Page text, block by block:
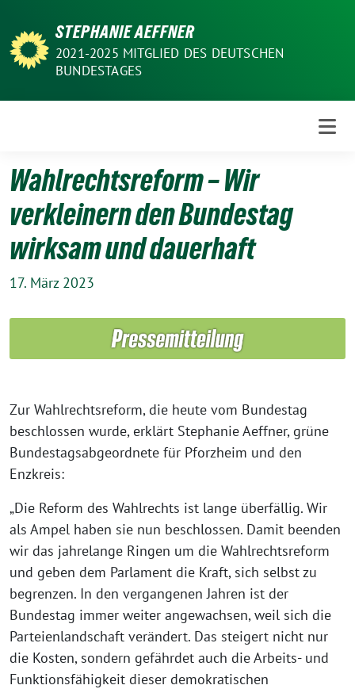
zum
Inhalt
STEPHANIE AEFFNER
2021-2025 MITGLIED DES DEUTSCHEN
BUNDESTAGES
Wahlrechtsreform – Wir
verkleinern den Bundestag
wirksam und dauerhaft
17. März 2023
Zur Wahlrechtsreform, die heute vom Bundestag
beschlossen wurde, erklärt Stephanie Aeffner, grüne
Bundestagsabgeordnete für Pforzheim und den
Enzkreis:
„Die Reform des Wahlrechts ist lange überfällig. Wir
als Ampel haben sie nun beschlossen. Damit beenden
wir das jahrelange Ringen um die Wahlrechtsreform
und geben dem Parlament die Kraft, sich selbst zu
begrenzen. In den vergangenen Jahren ist der
Bundestag immer weiter angewachsen, weil sich die
Parteienlandschaft verändert. Das steigert nicht nur
die Kosten, sondern gefährdet auch die Arbeits- und
Funktionsfähigkeit dieser demokratischen